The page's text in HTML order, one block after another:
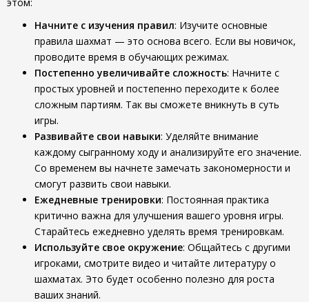
Начните с изучения правил: Изучите основные
правила шахмат — это основа всего. Если вы новичок,
проводите время в обучающих режимах.
Постепенно увеличивайте сложность: Начните с
простых уровней и постепенно переходите к более
сложным партиям. Так вы сможете вникнуть в суть
игры.
Развивайте свои навыки: Уделяйте внимание
каждому сыгранному ходу и анализируйте его значение.
Со временем вы начнете замечать закономерности и
смогут развить свои навыки.
Ежедневные тренировки: Постоянная практика
критично важна для улучшения вашего уровня игры.
Старайтесь ежедневно уделять время тренировкам.
Используйте свое окружение: Общайтесь с другими
игроками, смотрите видео и читайте литературу о
шахматах. Это будет особенно полезно для роста
ваших знаний.